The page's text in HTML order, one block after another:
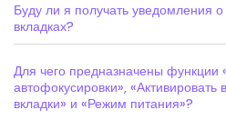
Буду ли я получать уведомления
вкладках?
Для чего предназначены функции
автофокусировки»,
вкладки» и «Режим питания»?